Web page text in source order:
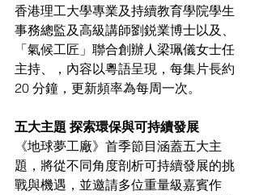
香港理工大學專業及持續教育學院學生
事務總監及高級講師劉鋭業博士以及、
「氣候工匠」聯合創辦人梁珮儀女士任
主持、，內容以粵語呈現，每集片長約
20 分鐘，更新頻率為每周一次。
五大主題 探索環保與可持續發展
《地球夢工廠》首季節目涵蓋五大主
題，將從不同角度剖析可持續發展的挑
戰與機遇，並邀請多位重量級嘉賓作